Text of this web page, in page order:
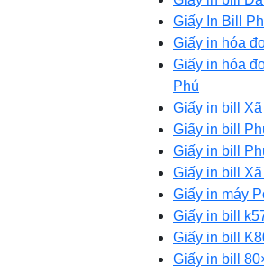
Giấy In Bill
Giấy in hóa
Giấy in hóa
Phú
Giấy in bill
Giấy in bill
Giấy in bill
Giấy in bill
Giấy in máy
Giấy in bill
Giấy in bill
Giấy in bill